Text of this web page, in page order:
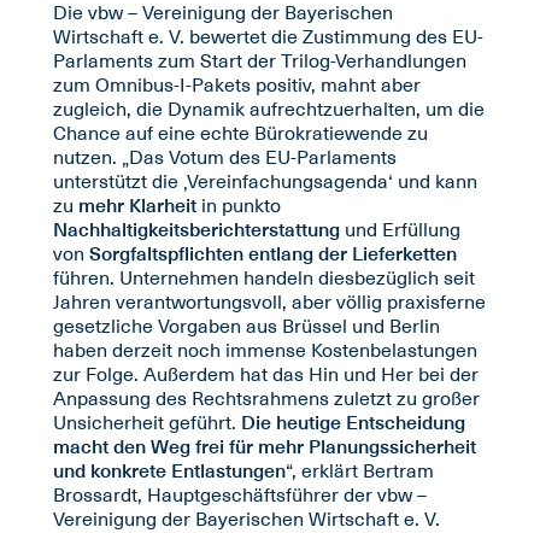
Die vbw – Vereinigung der Bayerischen
Wirtschaft e. V. bewertet die Zustimmung des EU-
Parlaments zum Start der Trilog-Verhandlungen
zum Omnibus-I-Pakets positiv, mahnt aber
zugleich, die Dynamik aufrechtzuerhalten, um die
Chance auf eine echte Bürokratiewende zu
nutzen. „Das Votum des EU-Parlaments
unterstützt die ‚Vereinfachungsagenda‘ und kann
zu mehr Klarheit in punkto
Nachhaltigkeitsberichterstattung und Erfüllung
von Sorgfaltspflichten entlang der Lieferketten
führen. Unternehmen handeln diesbezüglich seit
Jahren verantwortungsvoll, aber völlig praxisferne
gesetzliche Vorgaben aus Brüssel und Berlin
haben derzeit noch immense Kostenbelastungen
zur Folge. Außerdem hat das Hin und Her bei der
Anpassung des Rechtsrahmens zuletzt zu großer
Unsicherheit geführt. Die heutige Entscheidung
macht den Weg frei für mehr Planungssicherheit
und konkrete Entlastungen“, erklärt Bertram
Brossardt, Hauptgeschäftsführer der vbw –
Vereinigung der Bayerischen Wirtschaft e. V.